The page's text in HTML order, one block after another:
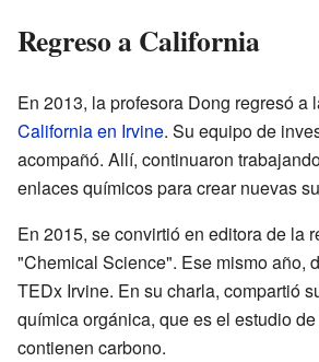
Regreso a California
En 2013, la profesora Dong regresó a
California en Irvine. Su equipo de
acompañó. Allí, continuaron
enlaces químicos para crear nuevas
En 2015, se convirtió en editora de la
"Chemical Science". Ese mismo año,
TEDx Irvine. En su charla, compartió
química orgánica, que es el estudio
contienen carbono.